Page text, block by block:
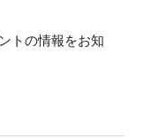
トの情報をお知